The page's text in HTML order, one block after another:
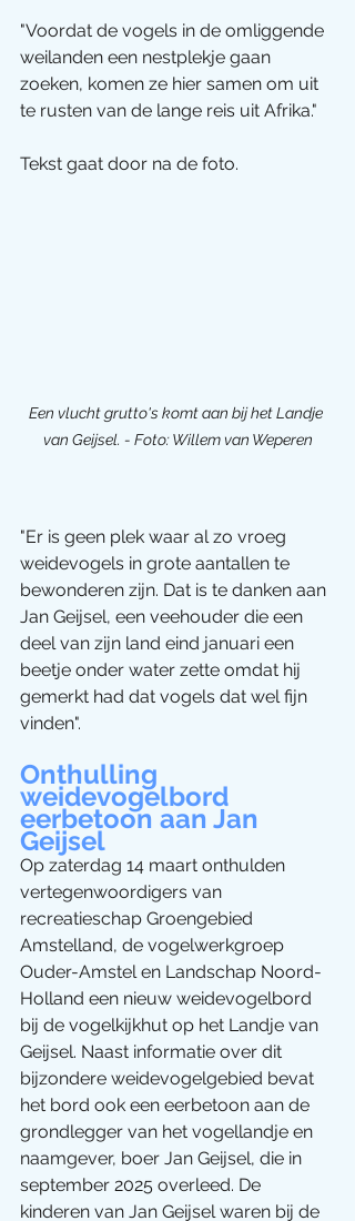
"Voordat de vogels in de omliggende
weilanden een nestplekje gaan
zoeken, komen ze hier samen om uit
te rusten van de lange reis uit Afrika."
Tekst gaat door na de foto.
Een vlucht grutto's komt aan bij het Landje
van Geijsel. - Foto: Willem van Weperen
"Er is geen plek waar al zo vroeg
weidevogels in grote aantallen te
bewonderen zijn. Dat is te danken aan
Jan Geijsel, een veehouder die een
deel van zijn land eind januari een
beetje onder water zette omdat hij
gemerkt had dat vogels dat wel fijn
vinden".
Onthulling
weidevogelbord
eerbetoon aan Jan
Geijsel
Op zaterdag 14 maart onthulden
vertegenwoordigers van
recreatieschap Groengebied
Amstelland, de vogelwerkgroep
Ouder-Amstel en Landschap Noord-
Holland een nieuw weidevogelbord
bij de vogelkijkhut op het Landje van
Geijsel. Naast informatie over dit
bijzondere weidevogelgebied bevat
het bord ook een eerbetoon aan de
grondlegger van het vogellandje en
naamgever, boer Jan Geijsel, die in
september 2025 overleed. De
kinderen van Jan Geijsel waren bij de